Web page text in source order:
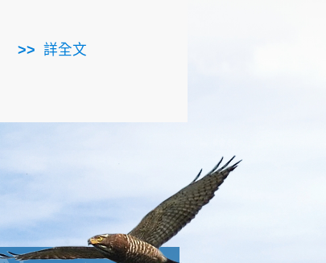
詳全文